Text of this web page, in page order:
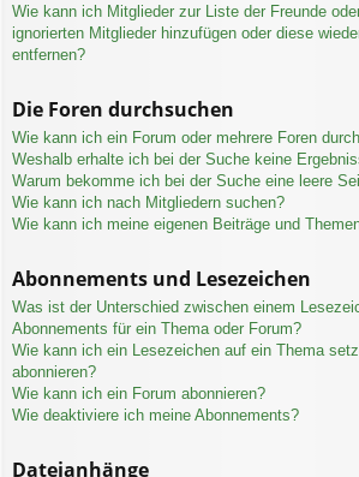
Wie kann ich Mitglieder zur Liste der Freunde
ignorierten Mitglieder hinzufügen oder diese
entfernen?
Die Foren durchsuchen
Wie kann ich ein Forum oder mehrere Foren
Weshalb erhalte ich bei der Suche keine
Warum bekomme ich bei der Suche eine leere
Wie kann ich nach Mitgliedern suchen?
Wie kann ich meine eigenen Beiträge und
Abonnements und Lesezeichen
Was ist der Unterschied zwischen einem
Abonnements für ein Thema oder Forum?
Wie kann ich ein Lesezeichen auf ein Thema
abonnieren?
Wie kann ich ein Forum abonnieren?
Wie deaktiviere ich meine Abonnements?
Dateianhänge